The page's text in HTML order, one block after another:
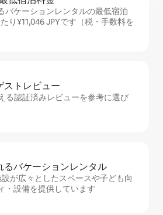
バケーションレンタルの最低宿泊
り¥11,046 JPYです（税・手数料を
ス⁠ト⁠レ⁠ビ⁠ュ⁠ー
る認証済みレビューを参考に選び
るバ⁠ケ⁠ー⁠シ⁠ョ⁠ンレ⁠ン⁠タ⁠ル
が広々としたスペースや子ども向
・設備を提供しています